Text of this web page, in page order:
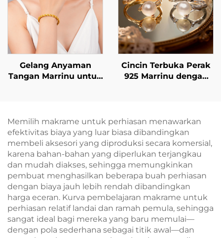
Gelang Anyaman
Tangan Marrinu untuk
Cincin Terbuka Perak
925 Marrinu dengan
Memilih makrame untuk perhiasan menawarkan
efektivitas biaya yang luar biasa dibandingkan
membeli aksesori yang diproduksi secara komersial,
karena bahan-bahan yang diperlukan terjangkau
dan mudah diakses, sehingga memungkinkan
pembuat menghasilkan beberapa buah perhiasan
dengan biaya jauh lebih rendah dibandingkan
harga eceran. Kurva pembelajaran makrame untuk
perhiasan relatif landai dan ramah pemula, sehingga
sangat ideal bagi mereka yang baru memulai—
dengan pola sederhana sebagai titik awal—dan